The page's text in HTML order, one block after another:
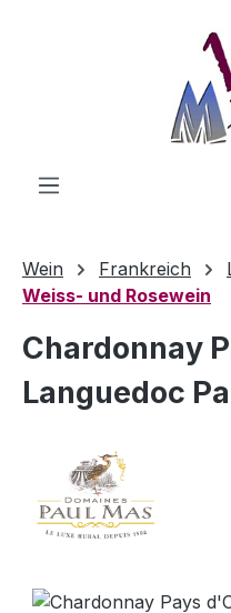
Wein Frankreich
Weiss- und Rosewein
Chardonnay
Languedoc
Bildergalerie